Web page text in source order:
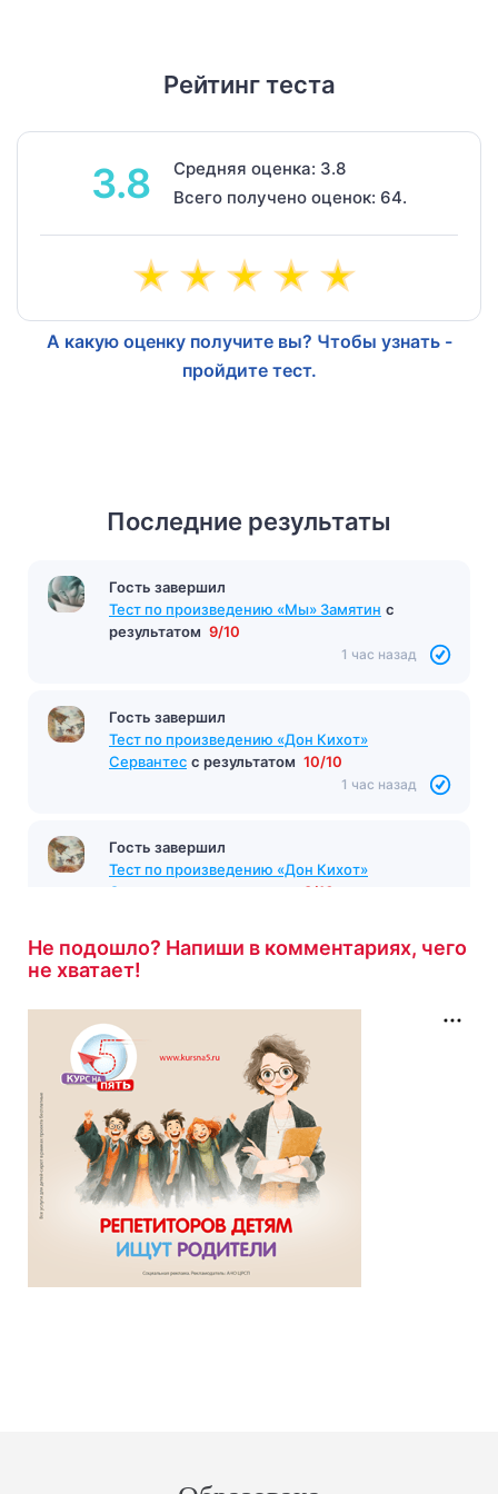
Рейтинг теста
3.8
Средняя оценка: 3.8
Всего получено оценок: 64.
А какую оценку получите вы? Чтобы узнать -
пройдите тест.
Последние результаты
Гость завершил
Тест по произведению «Мы» Замятин с
результатом 9/10
1 час назад
Гость завершил
Тест по произведению «Дон Кихот»
Сервантес с результатом 10/10
1 час назад
Гость завершил
Тест по произведению «Дон Кихот»
Сервантес
8/10
Не подошло? Напиши в комментариях, чего
не хватает!